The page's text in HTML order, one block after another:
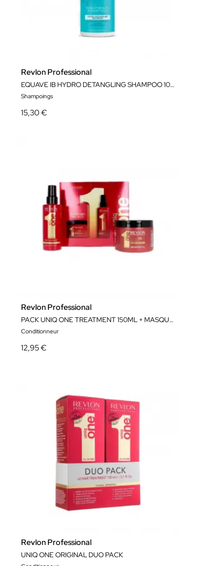
Revlon Professional
EQUAVE IB HYDRO DETANGLING SHAMPOO 1000M
Shampoings
15,30 €
Revlon Professional
PACK UNIQ ONE TREATMENT 150ML + MASQUE 300ML
Conditionneur
12,95 €
Revlon Professional
UNIQ ONE ORIGINAL DUO PACK